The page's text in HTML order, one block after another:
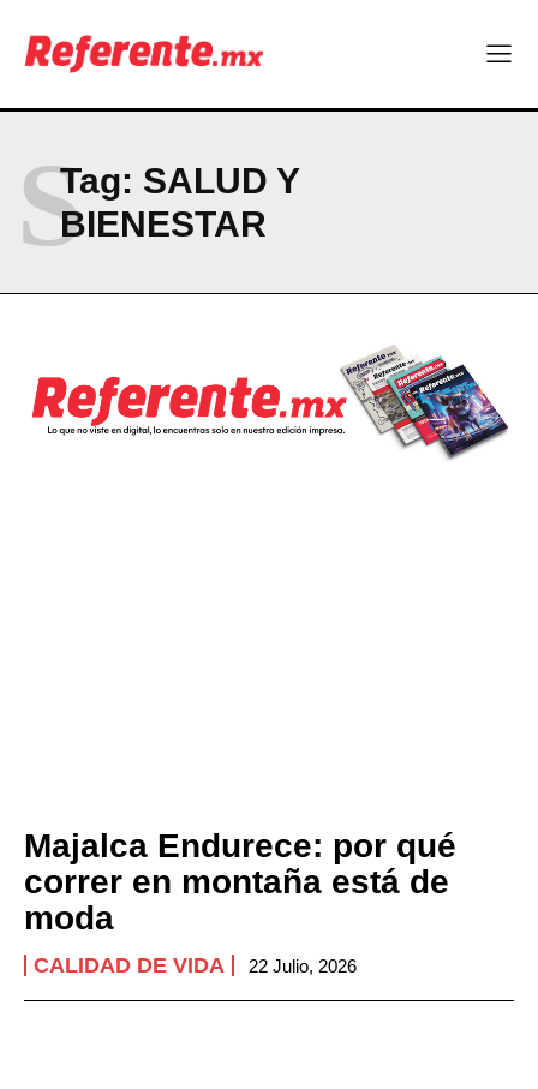
Tag: SALUD Y
BIENESTAR
S
Majalca Endurece: por qué
correr en montaña está de
moda
CALIDAD DE VIDA 22 Julio, 2026